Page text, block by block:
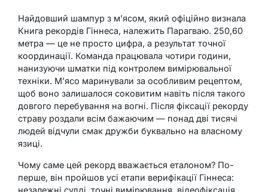
Найдовший шампур з м’ясом, який офіційно визнала
Книга рекордів Гіннеса, належить Парагваю. 250,60
метра — це не просто цифра, а результат точної
координації. Команда працювала чотири години,
нанизуючи шматки під контролем вимірювальної
техніки. М’ясо маринували за особливим рецептом,
щоб воно залишалося соковитим навіть після такого
довгого перебування на вогні. Після фіксації рекорду
страву роздали всім бажаючим — понад дві тисячі
людей відчули смак дружби буквально на власному
язиці.
Чому саме цей рекорд вважається еталоном? По-
перше, він пройшов усі етапи верифікації Гіннеса:
незалежні судді, точні вимірювання, відеофіксація.